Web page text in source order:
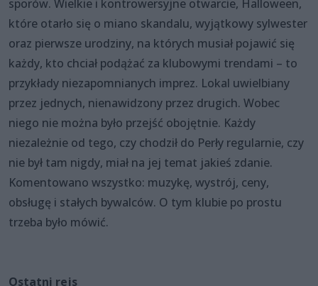
sporów. Wielkie i kontrowersyjne otwarcie, Halloween,
które otarło się o miano skandalu, wyjątkowy sylwester
oraz pierwsze urodziny, na których musiał pojawić się
każdy, kto chciał podążać za klubowymi trendami – to
przykłady niezapomnianych imprez. Lokal uwielbiany
przez jednych, nienawidzony przez drugich. Wobec
niego nie można było przejść obojętnie. Każdy
niezależnie od tego, czy chodził do Perły regularnie, czy
nie był tam nigdy, miał na jej temat jakieś zdanie.
Komentowano wszystko: muzykę, wystrój, ceny,
obsługę i stałych bywalców. O tym klubie po prostu
trzeba było mówić.
Ostatni rejs